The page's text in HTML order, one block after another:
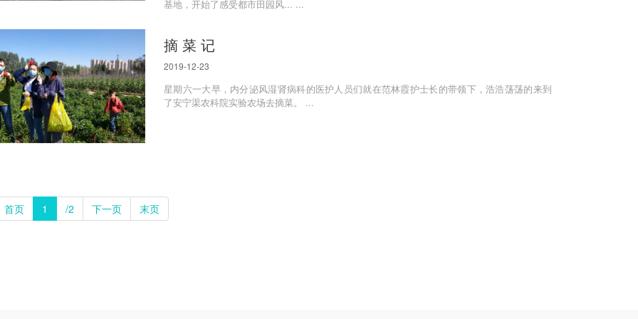
基地，开始了感受都市田园风... ...
摘 菜 记
2019-12-23
星期六一大早，内分泌风湿肾病科的医护人员们就在范林霞护士长的带领下，浩浩荡荡的来到
了安宁渠农科院实验农场去摘菜。 ...
首页 1 /2 下一页 末页